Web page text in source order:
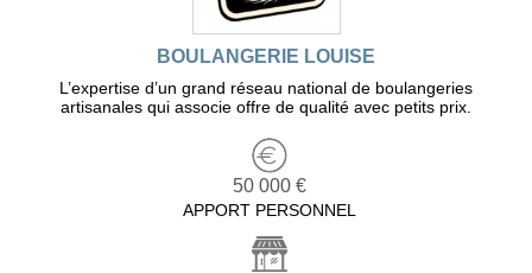
BOULANGERIE LOUISE
L’expertise d’un grand réseau national de boulangeries
artisanales qui associe offre de qualité avec petits prix.
50 000 €
APPORT PERSONNEL